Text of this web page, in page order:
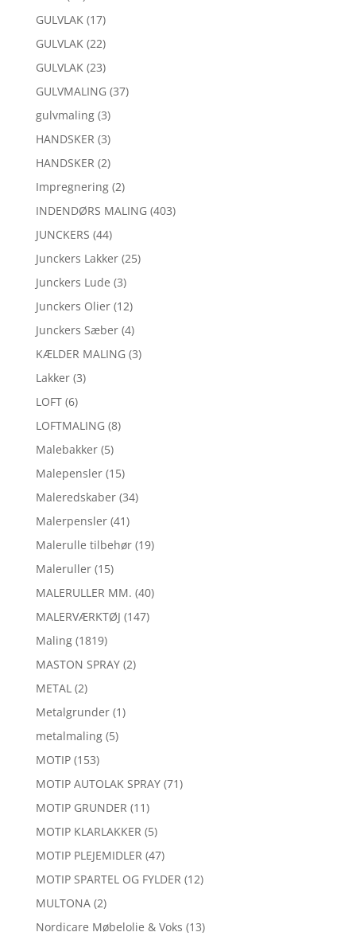
GULVLAK (17)
GULVLAK (22)
GULVLAK (23)
GULVMALING (37)
gulvmaling (3)
HANDSKER (3)
HANDSKER (2)
Impregnering (2)
INDENDØRS MALING (403)
JUNCKERS (44)
Junckers Lakker (25)
Junckers Lude (3)
Junckers Olier (12)
Junckers Sæber (4)
KÆLDER MALING (3)
Lakker (3)
LOFT (6)
LOFTMALING (8)
Malebakker (5)
Malepensler (15)
Maleredskaber (34)
Malerpensler (41)
Malerulle tilbehør (19)
Maleruller (15)
MALERULLER MM. (40)
MALERVÆRKTØJ (147)
Maling (1819)
MASTON SPRAY (2)
METAL (2)
Metalgrunder (1)
metalmaling (5)
MOTIP (153)
MOTIP AUTOLAK SPRAY (71)
MOTIP GRUNDER (11)
MOTIP KLARLAKKER (5)
MOTIP PLEJEMIDLER (47)
MOTIP SPARTEL OG FYLDER (12)
MULTONA (2)
Nordicare Møbelolie & Voks (13)